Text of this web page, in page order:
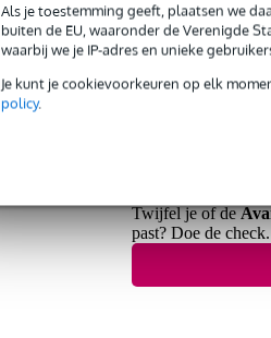
Als je toestemming geeft, plaatsen we
buiten de EU, waaronder de Verenigde
waarbij we je IP-adres en unieke
Je kunt je cookievoorkeuren op elk
policy.
Gratis verzending vanaf € 99,-
Twijfel je of de
past? Doe de check.